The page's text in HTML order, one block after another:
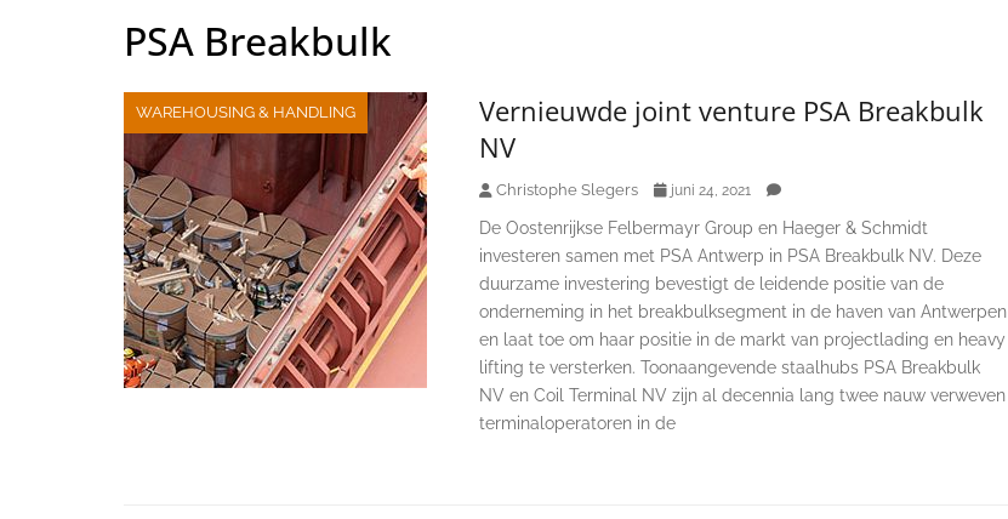
PSA Breakbulk
WAREHOUSING & HANDLING
Vernieuwde joint venture PSA Breakbulk
NV
Christophe Slegers juni 24, 2021
De Oostenrijkse Felbermayr Group en Haeger & Schmidt
investeren samen met PSA Antwerp in PSA Breakbulk NV. Deze
duurzame investering bevestigt de leidende positie van de
onderneming in het breakbulksegment in de haven van Antwerpen
en laat toe om haar positie in de markt van projectlading en heavy
lifting te versterken. Toonaangevende staalhubs PSA Breakbulk
NV en Coil Terminal NV zijn al decennia lang twee nauw verweven
terminaloperatoren in de